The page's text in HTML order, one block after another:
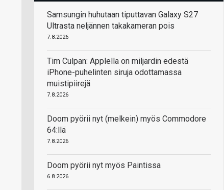
Samsungin huhutaan tiputtavan Galaxy S27
Ultrasta neljännen takakameran pois
7.8.2026
Tim Culpan: Applella on miljardin edestä
iPhone-puhelinten siruja odottamassa
muistipiirejä
7.8.2026
Doom pyörii nyt (melkein) myös Commodore
64:llä
7.8.2026
Doom pyörii nyt myös Paintissa
6.8.2026